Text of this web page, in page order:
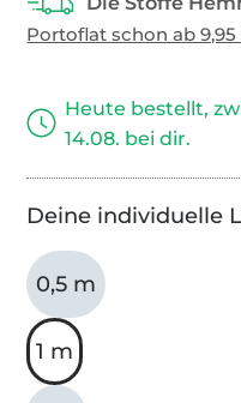
Heute bestellt,
14.08. bei dir.
Deine individuelle
0,5 m
1 m